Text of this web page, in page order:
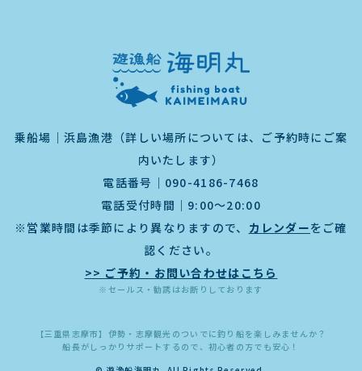
乗船場｜浜島漁港（詳しい場所については、ご予約時にご案
内いたします）
電話番号｜ 090-4186-7468
電話受付時間｜9:00～20:00
※営業時間は季節により異なりますので、 カレンダーをご確
認ください。
>> ご予約・お問い合わせはこちら
※セールス・勧誘はお断りしております
【三重県志摩市】伊勢・志摩観光のついでに釣り船を楽しみませんか？
船長がしっかりサポートするので、初心者の方でも安心！